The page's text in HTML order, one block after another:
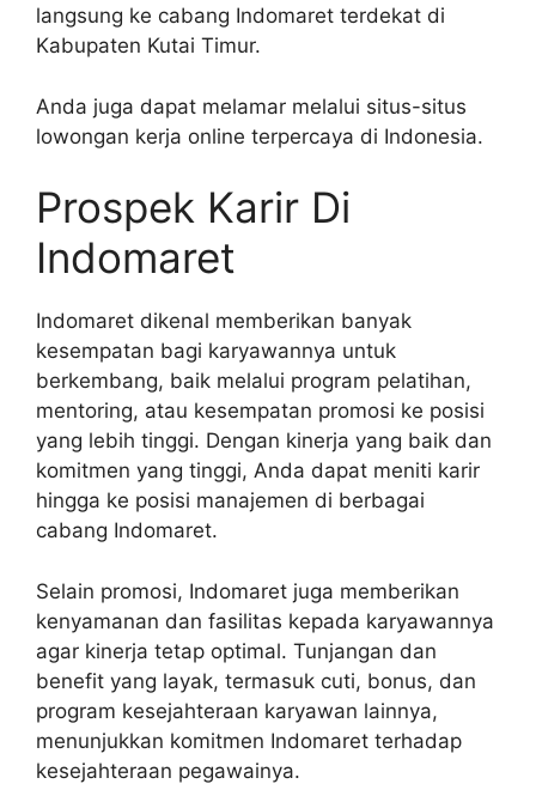
langsung ke cabang Indomaret terdekat di
Kabupaten Kutai Timur.
Anda juga dapat melamar melalui situs-situs
lowongan kerja online terpercaya di Indonesia.
Prospek Karir Di
Indomaret
Indomaret dikenal memberikan banyak
kesempatan bagi karyawannya untuk
berkembang, baik melalui program pelatihan,
mentoring, atau kesempatan promosi ke posisi
yang lebih tinggi. Dengan kinerja yang baik dan
komitmen yang tinggi, Anda dapat meniti karir
hingga ke posisi manajemen di berbagai
cabang Indomaret.
Selain promosi, Indomaret juga memberikan
kenyamanan dan fasilitas kepada karyawannya
agar kinerja tetap optimal. Tunjangan dan
benefit yang layak, termasuk cuti, bonus, dan
program kesejahteraan karyawan lainnya,
menunjukkan komitmen Indomaret terhadap
kesejahteraan pegawainya.